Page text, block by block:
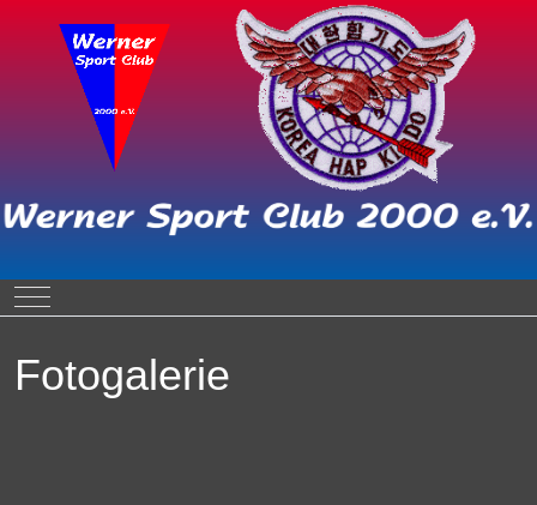
Mobile Menu Toggle
Fotogalerie